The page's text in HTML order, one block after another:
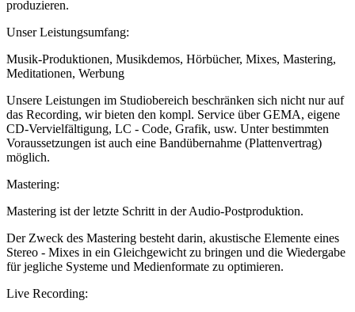
produzieren.
Unser Leistungsumfang:
Musik-Produktionen, Musikdemos, Hörbücher, Mixes, Mastering,
Meditationen, Werbung
Unsere Leistungen im Studiobereich beschränken sich nicht nur auf
das Recording, wir bieten den kompl. Service über GEMA, eigene
CD-Vervielfältigung, LC - Code, Grafik, usw. Unter bestimmten
Voraussetzungen ist auch eine Bandübernahme (Plattenvertrag)
möglich.
Mastering:
Mastering ist der letzte Schritt in der Audio-Postproduktion.
Der Zweck des Mastering besteht darin, akustische Elemente eines
Stereo - Mixes in ein Gleichgewicht zu bringen und die Wiedergabe
für jegliche Systeme und Medienformate zu optimieren.
Live Recording: